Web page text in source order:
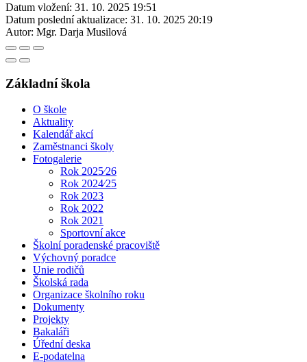
Datum vložení: 31. 10. 2025 19:51
Datum poslední aktualizace: 31. 10. 2025 20:19
Autor: Mgr. Darja Musilová
Základní škola
O škole
Aktuality
Kalendář akcí
Zaměstnanci školy
Fotogalerie
Rok 2025⁄26
Rok 2024⁄25
Rok 2023
Rok 2022
Rok 2021
Sportovní akce
Školní poradenské pracoviště
Výchovný poradce
Unie rodičů
Školská rada
Organizace školního roku
Dokumenty
Projekty
Bakaláři
Úřední deska
E-podatelna